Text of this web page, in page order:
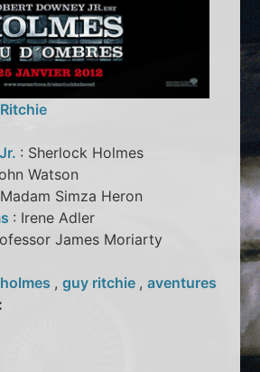
: Sherlock Holmes
Watson
Simza Heron
: Irene Adler
James Moriarty
,guy ritchie ,aventures